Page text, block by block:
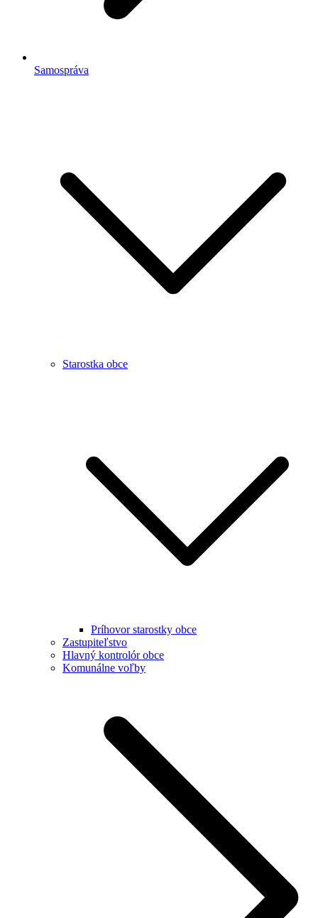
Samospráva
Starostka obce
Príhovor starostky obce
Zastupiteľstvo
Hlavný kontrolór obce
Komunálne voľby